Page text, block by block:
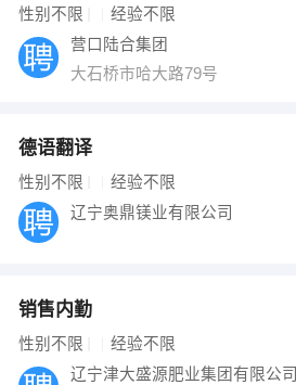
性别不限 经验不限
营口陆合集团
大石桥市哈大路79号
德语翻译
性别不限 经验不限
辽宁奥鼎镁业有限公司
销售内勤
性别不限 经验不限
辽宁津大盛源肥业集团有限公司